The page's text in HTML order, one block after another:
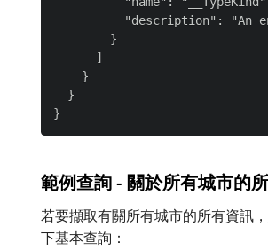
"description": "An
        }
      ]
    }
  }
範例查詢 - 關於所有城市的
若要擷取有關所有城市的所有資訊
下基本查詢：